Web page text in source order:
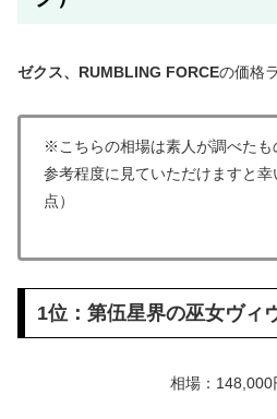
ゼクス、RUMBLING FORCEの価格
※こちらの相場は素人が調べた
参考程度に見ていただけますと
点）
1位：第伍星界の巫女ヴィ
相場：148,000